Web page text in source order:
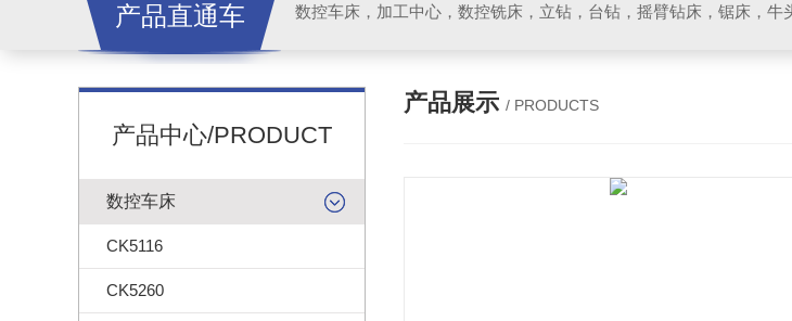
产品直通车
产品中心/PRODUCT
数控车床
CK5116
CK5260
产品展示 / PRODUCTS